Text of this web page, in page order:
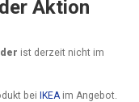
Aktion
ist derzeit nicht im
bei IKEAim Angebot.